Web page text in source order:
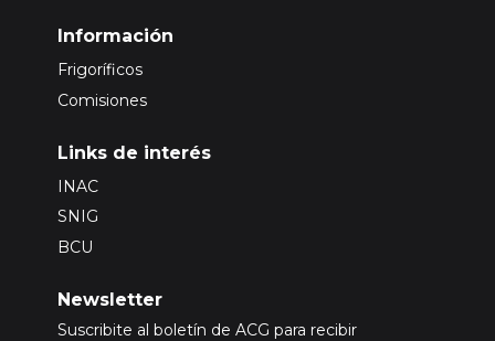
Información
Frigoríficos
Comisiones
Links de interés
INAC
SNIG
BCU
Newsletter
Suscribite al boletín de ACG para recibir